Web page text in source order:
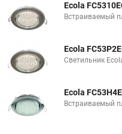
Ecola
Встраиваемый
Ecola
Светильник
Ecola
Встраиваемый